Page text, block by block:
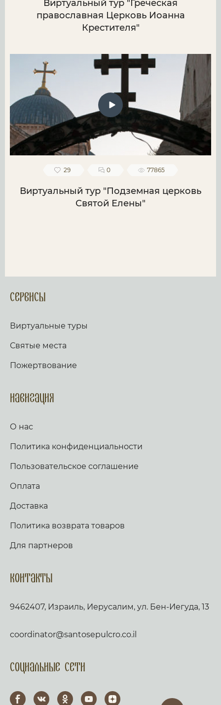
Виртуальный тур "Греческая
православная Церковь Иоанна
Крестителя"
29 0 77865
Виртуальный тур "Подземная церковь
Святой Елены"
Сервисы
Виртуальные туры
Святые места
Пожертвование
Навигация
О нас
Политика конфиденциальности
Пользовательское соглашение
Оплата
Доставка
Политика возврата товаров
Для партнеров
Контакты
9462407, Израиль, Иерусалим, ул. Бен-Иегуда, 13
coordinator@santosepulcro.co.il
Социальные сети